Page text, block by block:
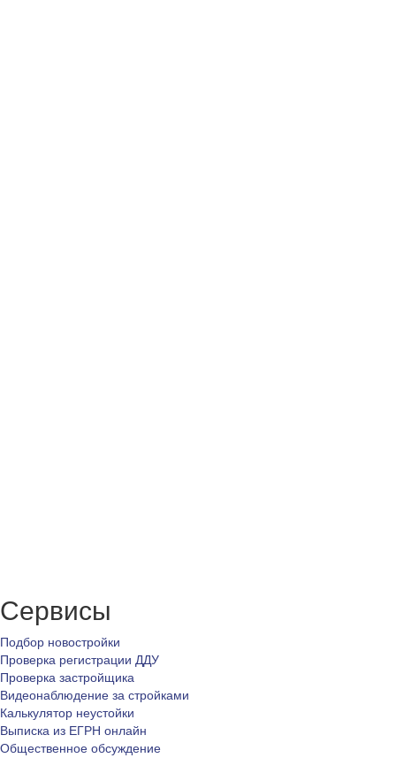
Сервисы
Подбор новостройки
Проверка регистрации ДДУ
Проверка застройщика
Видеонаблюдение за стройками
Калькулятор неустойки
Выписка из ЕГРН онлайн
Общественное обсуждение